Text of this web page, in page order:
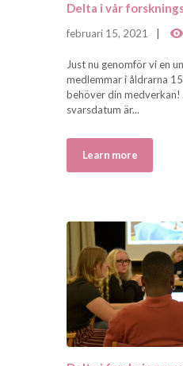
Delta i vår
februari 15, 2021
Just nu genomför vi en
medlemmar i åldrarna
behöver din
svarsdatum är...
Learn more